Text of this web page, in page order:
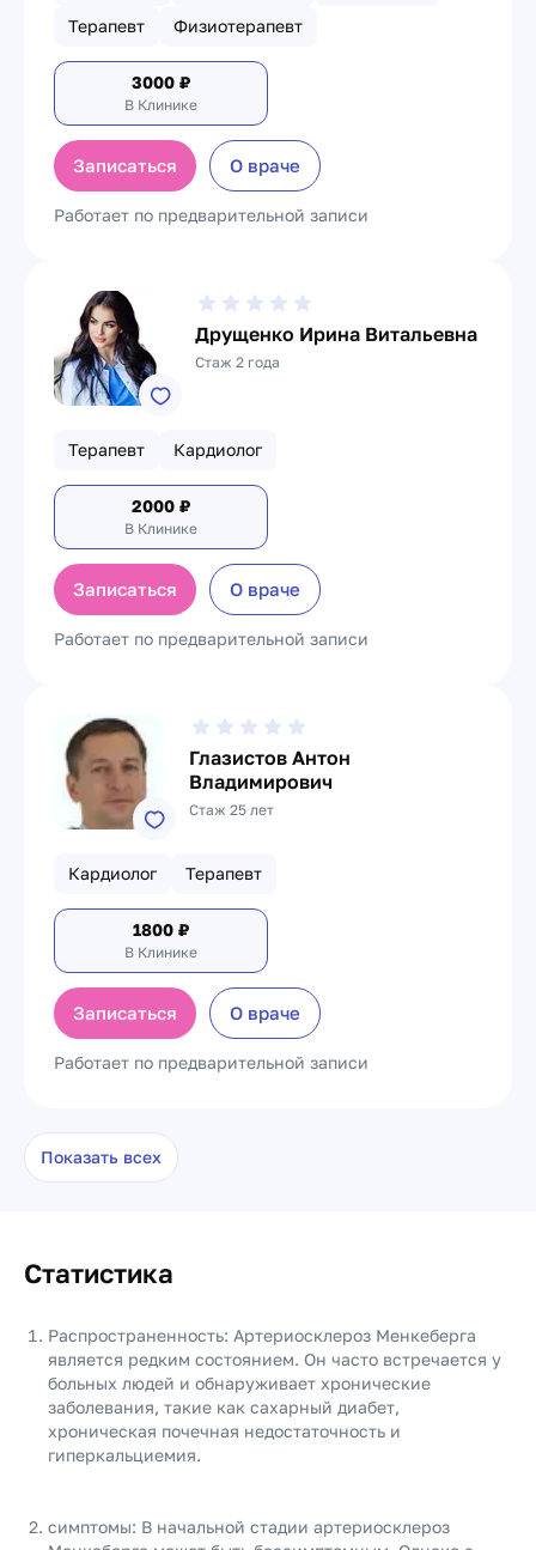
Терапевт
Физиотерапевт
3000 ₽
В Клинике
Записаться О враче
Работает по предварительной записи
Друщенко Ирина Витальевна
Стаж 2 года
Терапевт Кардиолог
2000 ₽
В Клинике
Записаться О враче
Работает по предварительной записи
Глазистов Антон
Владимирович
Стаж 25 лет
Кардиолог Терапевт
1800 ₽
В Клинике
Записаться О враче
Работает по предварительной записи
Показать всех
Статистика
Распространенность: Артериосклероз Менкеберга
является редким состоянием. Он часто встречается у
больных людей и обнаруживает хронические
заболевания, такие как сахарный диабет,
хроническая почечная недостаточность и
гиперкальциемия.
симптомы: В начальной стадии артериосклероз